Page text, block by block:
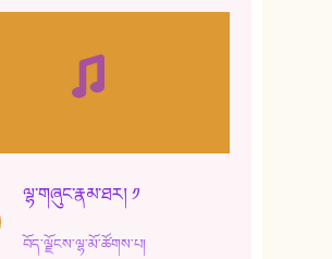
10. ཆང་གཞས། ༣
ལྷ་གཞུང་རྣམ་ཐར། ༡
བོད་ལྗོངས་ལྷ་མོ་ཚོགས་པ།